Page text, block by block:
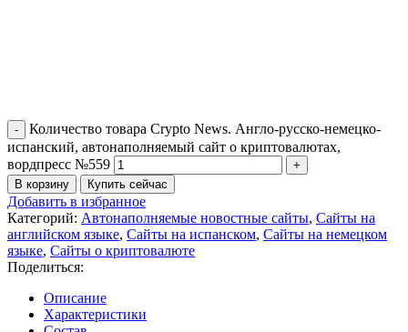
Количество товара Crypto News. Англо-русско-немецко-
испанский, автонаполняемый сайт о криптовалютах,
вордпресс №559
В корзину Купить сейчас
Добавить в избранное
Категорий: Автонаполняемые новостные сайты, Сайты на
английском языке, Сайты на испанском, Сайты на немецком
языке, Сайты о криптовалюте
Поделиться:
Описание
Характеристики